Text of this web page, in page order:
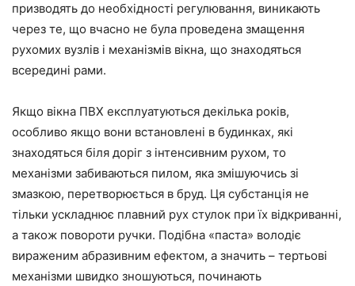
призводять до необхідності регулювання, виникають
через те, що вчасно не була проведена змащення
рухомих вузлів і механізмів вікна, що знаходяться
всередині рами.
Якщо вікна ПВХ експлуатуються декілька років,
особливо якщо вони встановлені в будинках, які
знаходяться біля доріг з інтенсивним рухом, то
механізми забиваються пилом, яка змішуючись зі
змазкою, перетворюється в бруд. Ця субстанція не
тільки ускладнює плавний рух стулок при їх відкриванні,
а також повороти ручки. Подібна «паста» володіє
вираженим абразивним ефектом, а значить – тертьові
механізми швидко зношуються, починають